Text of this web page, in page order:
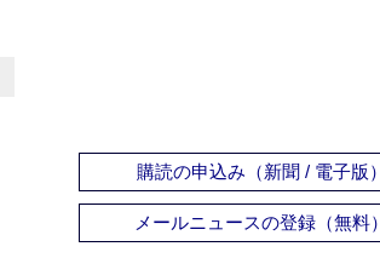
購読の申込み（新聞 / 電子版）
メールニュースの登録（無料）